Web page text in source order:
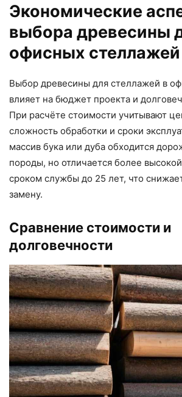
Экономические
выбора древесины
офисных стеллажей
Выбор древесины для стеллажей в
влияет на бюджет проекта и
При расчёте стоимости учитывают
сложность обработки и сроки
массив бука или дуба обходится
породы, но отличается более
сроком службы до 25 лет, что
замену.
Сравнение стоимости и
долговечности